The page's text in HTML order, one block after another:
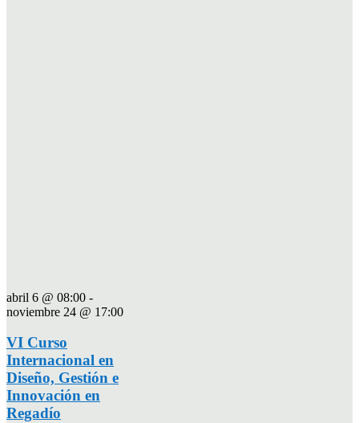
abril 6 @ 08:00 -
noviembre 24 @ 17:00
VI Curso
Internacional en
Diseño, Gestión e
Innovación en
Regadío